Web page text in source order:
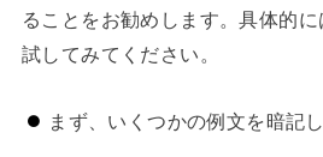
ることをお勧めします。具体的
試してみてください。
まず、いくつかの例文を暗記し